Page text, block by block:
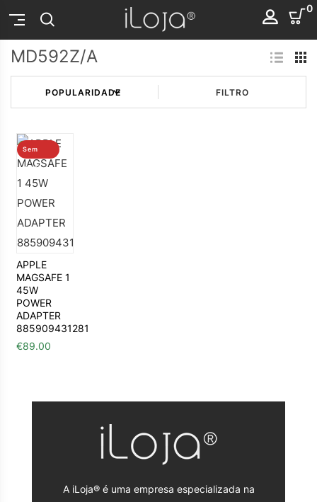
0
MD592Z/A
FILTRO
Sem
stock
APPLE
MAGSAFE 1
45W
POWER
ADAPTER
885909431281
€89.00
A iLoja® é uma empresa especializada na